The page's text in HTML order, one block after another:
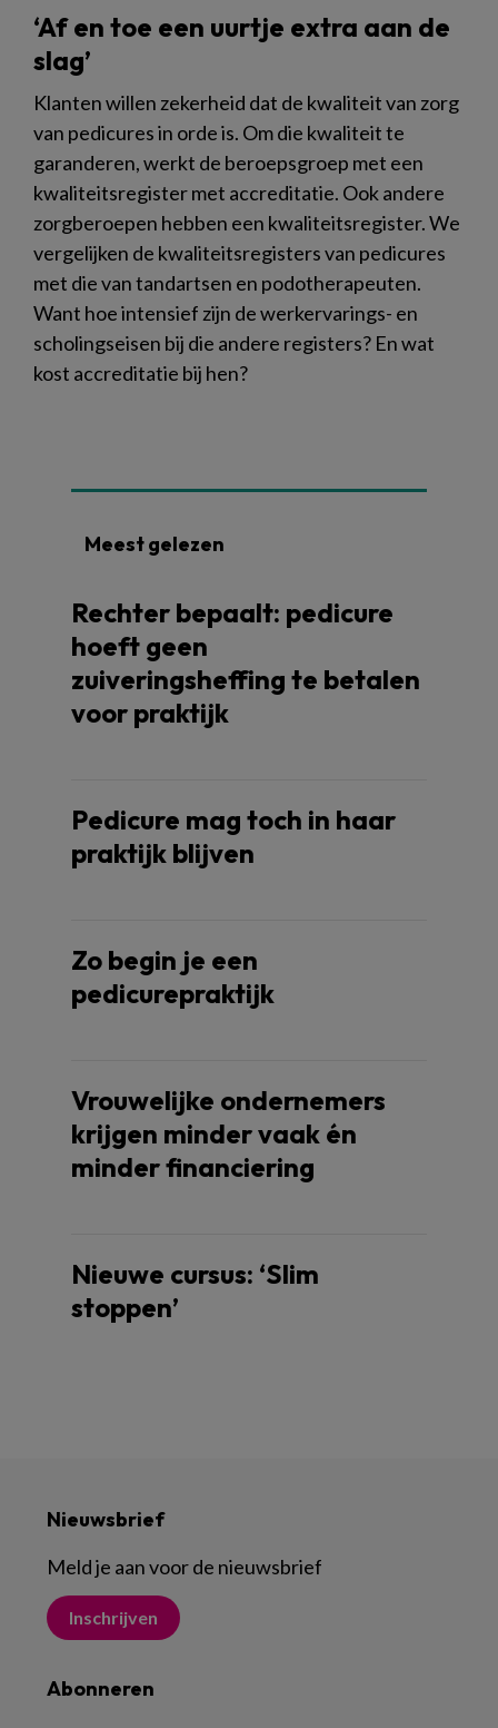
‘Af en toe een uurtje extra aan de
slag’
Klanten willen zekerheid dat de kwaliteit van zorg
van pedicures in orde is. Om die kwaliteit te
garanderen, werkt de beroepsgroep met een
kwaliteitsregister met accreditatie. Ook andere
zorgberoepen hebben een kwaliteitsregister. We
vergelijken de kwaliteitsregisters van pedicures
met die van tandartsen en podotherapeuten.
Want hoe intensief zijn de werkervarings- en
scholingseisen bij die andere registers? En wat
kost accreditatie bij hen?
Meest gelezen
Rechter bepaalt: pedicure
hoeft geen
zuiveringsheffing te betalen
voor praktijk
Pedicure mag toch in haar
praktijk blijven
Zo begin je een
pedicurepraktijk
Vrouwelijke ondernemers
krijgen minder vaak én
minder financiering
Nieuwe cursus: ‘Slim
stoppen’
Nieuwsbrief
Meld je aan voor de nieuwsbrief
Inschrijven
Abonneren